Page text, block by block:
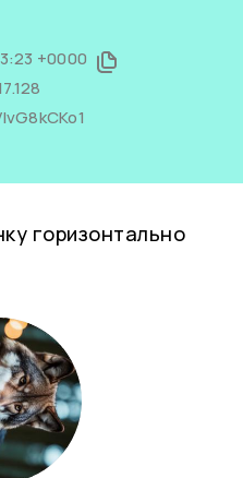
+0000
горизонтально